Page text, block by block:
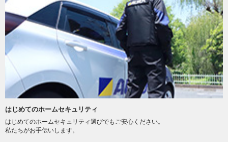
はじめてのホームセキュリティ
はじめてのホームセキュリティ選びでもご安心ください。
私たちがお手伝いします。